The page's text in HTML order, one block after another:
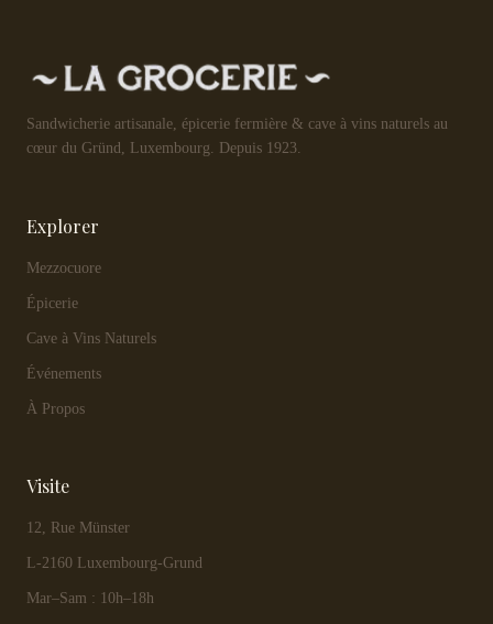
Sandwicherie artisanale, épicerie fermière & cave à vins naturels au
cœur du Gründ, Luxembourg. Depuis 1923.
Explorer
Mezzocuore
Épicerie
Cave à Vins Naturels
Événements
À Propos
Visite
12, Rue Münster
L-2160 Luxembourg-Grund
Mar–Sam : 10h–18h